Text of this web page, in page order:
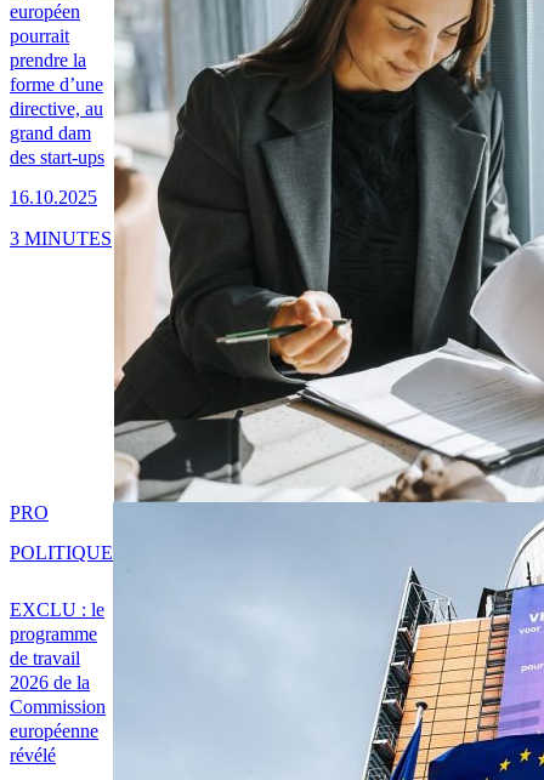
européen
pourrait
prendre la
forme d’une
directive, au
grand dam
des start-ups
16.10.2025
3 MINUTES
EXCLU : le
programme
de travail
2026 de la
Commission
européenne
révélé
PRO
POLITIQUE